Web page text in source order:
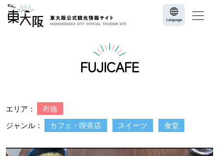
Language
FUJICAFE
エリア： 布施
ジャンル： カフェ・喫茶店 スイーツ 食堂